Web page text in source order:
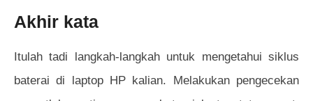
Akhir kata
Itulah tadi langkah-langkah untuk mengetahui siklus
baterai di laptop HP kalian. Melakukan pengecekan